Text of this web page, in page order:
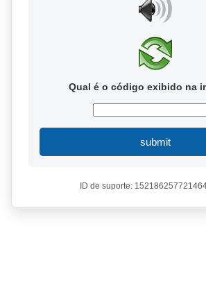
Qual é o código exibido na
submit
ID de suporte: